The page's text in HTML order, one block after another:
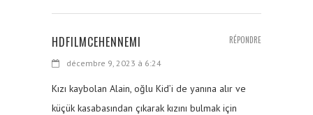
HDFILMCEHENNEMI
décembre 9, 2023 à 6:24
Kızı kaybolan Alain, oğlu Kid’i de yanına alır ve
küçük kasabasından çıkarak kızını bulmak için
RÉPONDRE